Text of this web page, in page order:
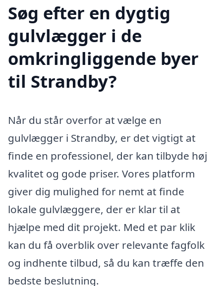
Søg efter en dygtig
gulvlægger i de
omkringliggende byer
til Strandby?
Når du står overfor at vælge en
gulvlægger i Strandby, er det vigtigt at
finde en professionel, der kan tilbyde høj
kvalitet og gode priser. Vores platform
giver dig mulighed for nemt at finde
lokale gulvlæggere, der er klar til at
hjælpe med dit projekt. Med et par klik
kan du få overblik over relevante fagfolk
og indhente tilbud, så du kan træffe den
bedste beslutning.